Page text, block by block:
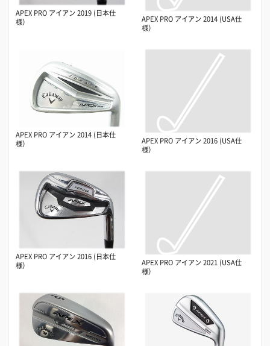
APEX PRO アイアン 2019 (日本仕
様）
APEX PRO アイアン 2014 (USA仕
様）
APEX PRO アイアン 2014 (日本仕
様）
APEX PRO アイアン 2016 (USA仕
様）
APEX PRO アイアン 2016 (日本仕
様）
APEX PRO アイアン 2021 (USA仕
様）